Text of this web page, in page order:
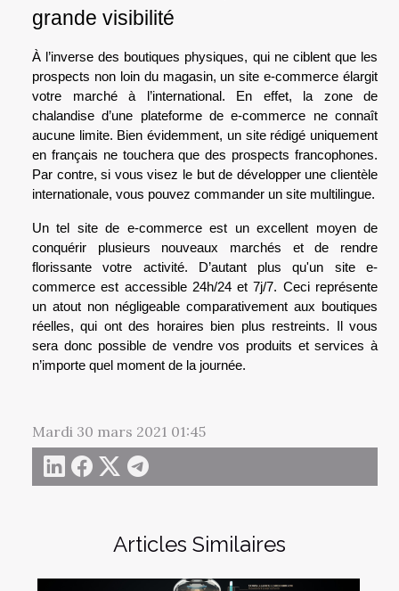
Articles Similaires
grande visibilité
À l’inverse des boutiques physiques, qui ne ciblent que les
prospects non loin du magasin, un site e-commerce élargit
votre marché à l’international. En effet, la zone de
chalandise d’une plateforme de e-commerce ne connaît
aucune limite. Bien évidemment, un site rédigé uniquement
en français ne touchera que des prospects francophones.
Par contre, si vous visez le but de développer une clientèle
internationale, vous pouvez commander un site multilingue.
Un tel site de e-commerce est un excellent moyen de
conquérir plusieurs nouveaux marchés et de rendre
florissante votre activité. D’autant plus qu'un site e-
commerce est accessible 24h/24 et 7j/7. Ceci représente
un atout non négligeable comparativement aux boutiques
réelles, qui ont des horaires bien plus restreints. Il vous
sera donc possible de vendre vos produits et services à
n’importe quel moment de la journée.
Mardi 30 mars 2021 01:45